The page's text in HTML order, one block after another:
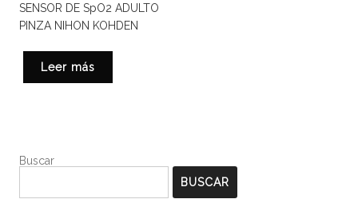
SENSOR DE SpO2 ADULTO
PINZA NIHON KOHDEN
Leer más
Buscar
BUSCAR